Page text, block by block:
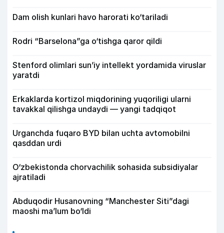
Dam olish kunlari havo harorati ko‘tariladi
Rodri “Barselona”ga o‘tishga qaror qildi
Stenford olimlari sun’iy intellekt yordamida viruslar
yaratdi
Erkaklarda kortizol miqdorining yuqoriligi ularni
tavakkal qilishga undaydi — yangi tadqiqot
Urganchda fuqaro BYD bilan uchta avtomobilni
qasddan urdi
O‘zbekistonda chorvachilik sohasida subsidiyalar
ajratiladi
Abduqodir Husanovning “Manchester Siti”dagi
maoshi ma’lum bo‘ldi